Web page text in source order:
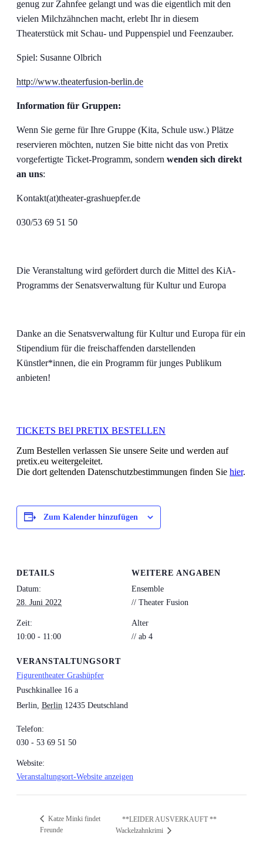
genug zur Zahnfee gelangt und was die eigentlich mit den
vielen Milchzähnchen macht, erlebt Ihr in diesem
Theaterstück mit Schau- und Puppenspiel und Feenzauber.
Spiel: Susanne Olbrich
http://www.theaterfusion-berlin.de
Information für Gruppen:
Wenn Sie gerne für Ihre Gruppe (Kita, Schule usw.) Plätze
reservieren möchten, nutzen Sie bitte nicht das von Pretix
vorgefertigte Ticket-Programm, sondern wenden sich direkt
an uns:
Kontakt(at)theater-grashuepfer.de
030/53 69 51 50
Die Veranstaltung wird gefördert durch die Mittel des KiA-
Programms der Senatsverwaltung für Kultur und Europa
Danke an die Senatsverwaltung für Kultur und Europa für ein
Stipendium für die freischaffenden darstellenden
Künstler*innen, die ein Programm für junges Publikum
anbieten!
TICKETS BEI PRETIX BESTELLEN
Zum Bestellen verlassen Sie unsere Seite und werden auf
pretix.eu weitergeleitet.
Die dort geltenden Datenschutzbestimmungen finden Sie hier.
Zum Kalender hinzufügen
DETAILS
Datum:
28. Juni 2022
Zeit:
10:00 - 11:00
VERANSTALTUNGSORT
Figurentheater Grashüpfer
Puschkinallee 16 a
Berlin Berlin 12435 Deutschland
Telefon:
030 - 53 69 51 50
Website:
Veranstaltungsort-Website anzeigen
WEITERE ANGABEN
Ensemble
// Theater Fusion
Alter
// ab 4
Katze Minki findet
Freunde
**LEIDER AUSVERKAUFT **
Wackelzahnkrimi